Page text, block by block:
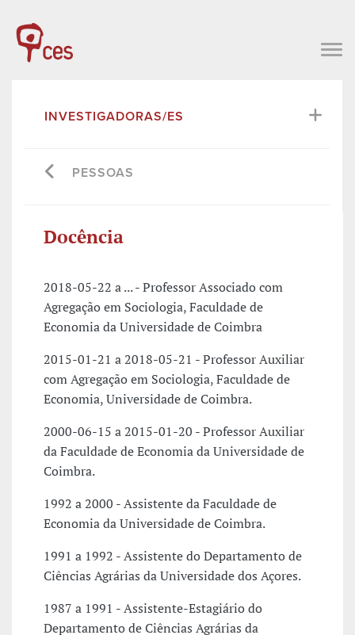
INVESTIGADORAS/ES
PESSOAS
Docência
2018-05-22 a ... - Professor Associado com
Agregação em Sociologia, Faculdade de
Economia da Universidade de Coimbra
2015-01-21 a 2018-05-21 - Professor Auxiliar
com Agregação em Sociologia, Faculdade de
Economia, Universidade de Coimbra.
2000-06-15 a 2015-01-20 - Professor Auxiliar
da Faculdade de Economia da Universidade de
Coimbra.
1992 a 2000 - Assistente da Faculdade de
Economia da Universidade de Coimbra.
1991 a 1992 - Assistente do Departamento de
Ciências Agrárias da Universidade dos Açores.
1987 a 1991 - Assistente-Estagiário do
Departamento de Ciências Agrárias da